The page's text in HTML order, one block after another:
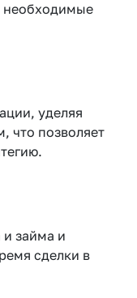
уделяя
что позволяет
и займа и
сделки в